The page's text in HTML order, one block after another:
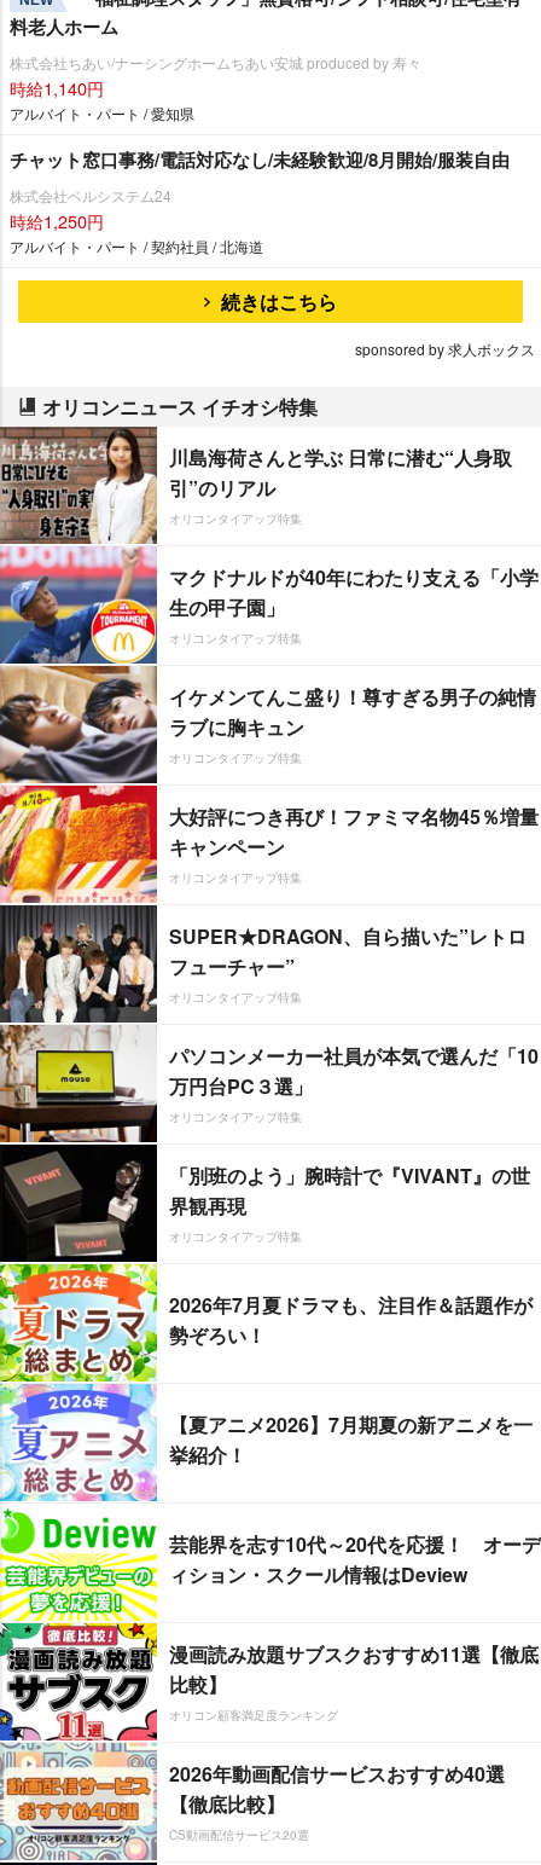
料老人ホーム
株式会社ちあい/ナーシングホームちあい安城 produced by 寿々
時給1,140円
アルバイト・パート / 愛知県
チャット窓口事務/電話対応なし/未経験歓迎/8月開始/服装自由
株式会社ベルシステム24
時給1,250円
アルバイト・パート / 契約社員 / 北海道
続きはこちら
sponsored by 求人ボックス
オリコンニュース イチオシ特集
川島海荷さんと学ぶ 日常に潜む“人身取
引”のリアル
オリコンタイアップ特集
マクドナルドが40年にわたり支える「小学
生の甲子園」
オリコンタイアップ特集
イケメンてんこ盛り！尊すぎる男子の純情
ラブに胸キュン
オリコンタイアップ特集
大好評につき再び！ファミマ名物45％増量
キャンペーン
オリコンタイアップ特集
SUPER★DRAGON、自ら描いた”レトロ
フューチャー”
オリコンタイアップ特集
パソコンメーカー社員が本気で選んだ「10
万円台PC３選」
オリコンタイアップ特集
「別班のよう」腕時計で『VIVANT』の世
界観再現
オリコンタイアップ特集
2026年7月夏ドラマも、注目作＆話題作が
勢ぞろい！
【夏アニメ2026】7月期夏の新アニメを一
挙紹介！
芸能界を志す10代～20代を応援！ オーデ
ィション・スクール情報はDeview
漫画読み放題サブスクおすすめ11選【徹底
比較】
オリコン顧客満足度ランキング
2026年動画配信サービスおすすめ40選
【徹底比較】
CS動画配信サービス20選